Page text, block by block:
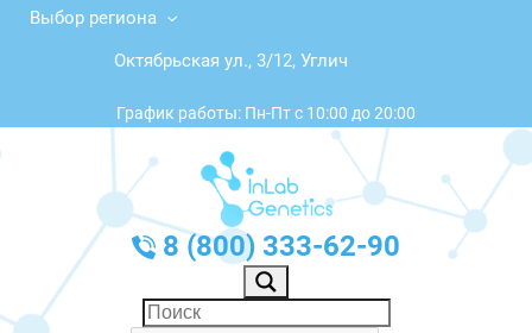
Выбор региона
Октябрьская ул., 3/12, Углич
График работы: Пн-Пт с 10:00 до 20:00
8 (800) 333-62-90